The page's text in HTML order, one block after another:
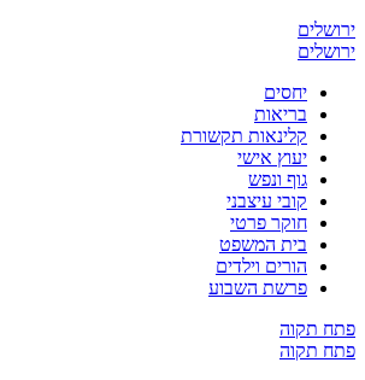
ירושלים
ירושלים
יחסים
בריאות
קלינאות תקשורת
יעוץ אישי
גוף ונפש
קובי עיצבני
חוקר פרטי
בית המשפט
הורים וילדים
פרשת השבוע
פתח תקוה
פתח תקוה